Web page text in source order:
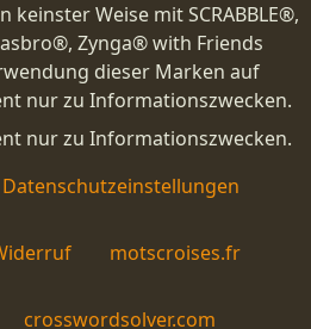
Weise mit SCRABBLE®,
Zynga® with Friends
dieser Marken auf
nur zu Informationszwecken.
nur zu Informationszwecken.
Datenschutzeinstellungen
motscroises.fr
crosswordsolver.com